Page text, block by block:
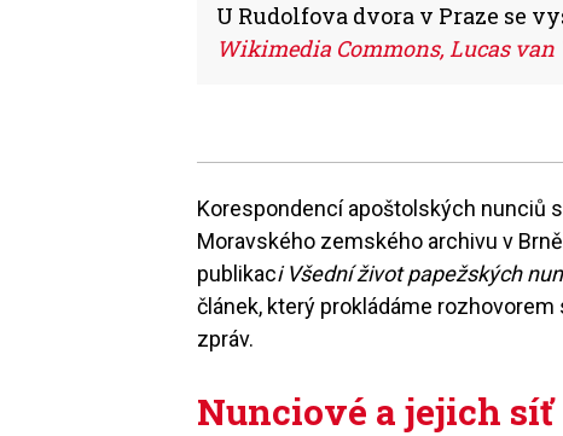
U Rudolfova dvora v Praze se
Wikimedia Commons, Lucas
Korespondencí apoštolských nunciů
Moravského zemského archivu v
publikaci Všední život papežských
článek, který prokládáme
zpráv.
Nunciové a jejich síť